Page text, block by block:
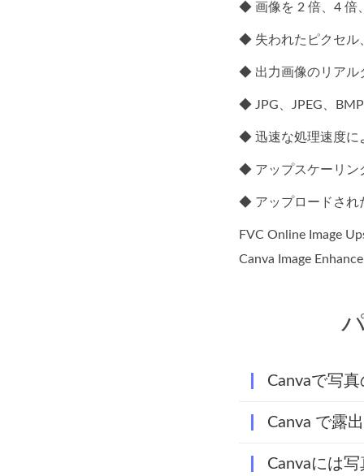
◆ 画像を 2 倍、4 倍
◆ 失われたピクセル
◆ 出力画像のリアル
◆ JPG、JPEG、
◆ 迅速な処理速度に
◆ アップスケーリン
◆ アップロードされ
FVC Online Image
Canva Image
Canvaで写
Canva で露
Canvaには